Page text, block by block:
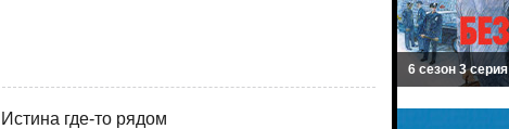
Истина где-то рядом
6 сезон 3 серия